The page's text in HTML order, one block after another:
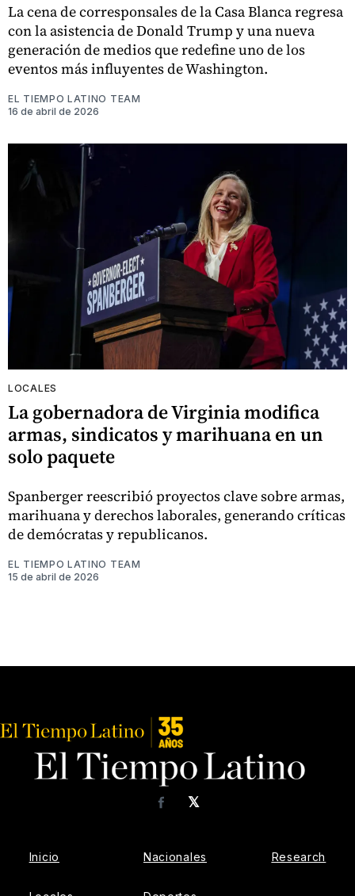
La cena de corresponsales de la Casa Blanca regresa
con la asistencia de Donald Trump y una nueva
generación de medios que redefine uno de los
eventos más influyentes de Washington.
EL TIEMPO LATINO TEAM
16 de abril de 2026
LOCALES
La gobernadora de Virginia modifica
armas, sindicatos y marihuana en un
solo paquete
Spanberger reescribió proyectos clave sobre armas,
marihuana y derechos laborales, generando críticas
de demócratas y republicanos.
EL TIEMPO LATINO TEAM
15 de abril de 2026
𝕏
Facebook
Inicio Nacionales Research